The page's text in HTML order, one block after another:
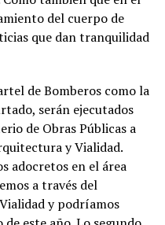
del cuerpo de
que dan tranquilidad
de Bomberos como la
serán ejecutados
de Obras Públicas a
y Vialidad.
adocretos en el área
a través del
y podríamos